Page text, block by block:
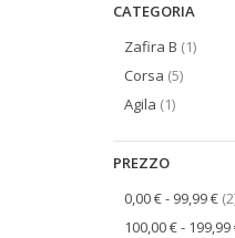
CATEGORIA
Zafira B 1oggetto
Corsa 5oggetti
Agila 1oggetto
PREZZO
0,00 €- 99,99 € 2
100,00 €- 199,99